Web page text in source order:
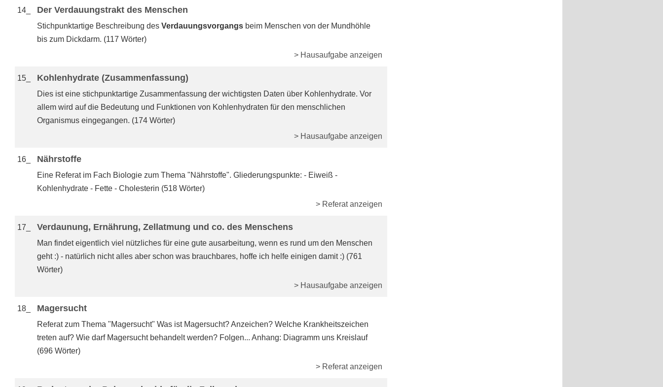
14_ Der Verdauungstrakt des Menschen
Stichpunktartige Beschreibung des Verdauungsvorgangs beim Menschen von der Mundhöhle
bis zum Dickdarm. (117 Wörter)
> Hausaufgabe anzeigen
15_ Kohlenhydrate (Zusammenfassung)
Dies ist eine stichpunktartige Zusammenfassung der wichtigsten Daten über Kohlenhydrate. Vor
allem wird auf die Bedeutung und Funktionen von Kohlenhydraten für den menschlichen
Organismus eingegangen. (174 Wörter)
> Hausaufgabe anzeigen
16_ Nährstoffe
Eine Referat im Fach Biologie zum Thema "Nährstoffe". Gliederungspunkte: - Eiweiß -
Kohlenhydrate - Fette - Cholesterin (518 Wörter)
> Referat anzeigen
17_ Verdaunung, Ernährung, Zellatmung und co. des Menschens
Man findet eigentlich viel nützliches für eine gute ausarbeitung, wenn es rund um den Menschen
geht :) - natürlich nicht alles aber schon was brauchbares, hoffe ich helfe einigen damit :) (761
Wörter)
> Hausaufgabe anzeigen
18_ Magersucht
Referat zum Thema "Magersucht" Was ist Magersucht? Anzeichen? Welche Krankheitszeichen
treten auf? Wie darf Magersucht behandelt werden? Folgen... Anhang: Diagramm uns Kreislauf
(696 Wörter)
> Referat anzeigen